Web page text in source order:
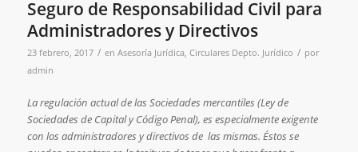
Seguro de Responsabilidad Civil para
Administradores y Directivos
23 febrero, 2017 / en Asesoría Jurídica, Circulares Depto. Jurídico / por
admin
La regulación actual de las Sociedades mercantiles (Ley de
Sociedades de Capital y Código Penal), es especialmente exigente
con los administradores y directivos de las mismas. Éstos se